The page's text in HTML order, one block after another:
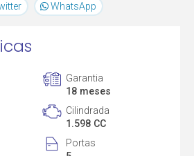
WhatsApp
Garantia
18 meses
Cilindrada
1.598 CC
Portas